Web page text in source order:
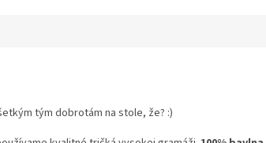
tým dobrotám na stole, že? :)